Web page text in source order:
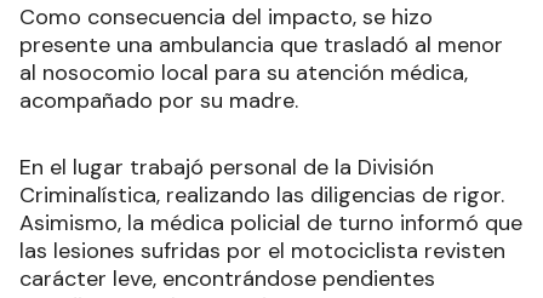
Como consecuencia del impacto, se hizo
presente una ambulancia que trasladó al menor
al nosocomio local para su atención médica,
acompañado por su madre.
En el lugar trabajó personal de la División
Criminalística, realizando las diligencias de rigor.
Asimismo, la médica policial de turno informó que
las lesiones sufridas por el motociclista revisten
carácter leve, encontrándose pendientes